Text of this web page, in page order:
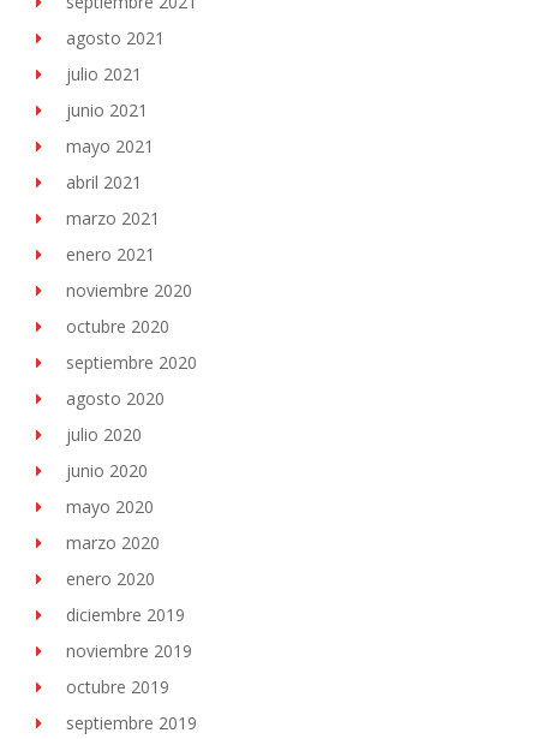
agosto 2021
julio 2021
junio 2021
mayo 2021
abril 2021
marzo 2021
enero 2021
noviembre 2020
octubre 2020
septiembre 2020
agosto 2020
julio 2020
junio 2020
mayo 2020
marzo 2020
enero 2020
diciembre 2019
noviembre 2019
octubre 2019
septiembre 2019